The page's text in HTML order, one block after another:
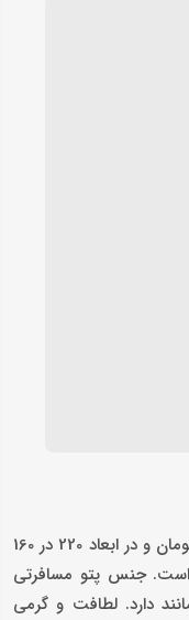
پتوی یک‌نفره لایکو با قیمت روز 550 هزار تومان و در ابعاد 220 در 160
است. جنس پتو مسافرتی
دارد. لطافت و گرمی